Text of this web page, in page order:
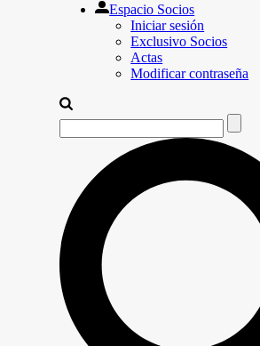
Espacio Socios
Iniciar sesión
Exclusivo Socios
Actas
Modificar contraseña